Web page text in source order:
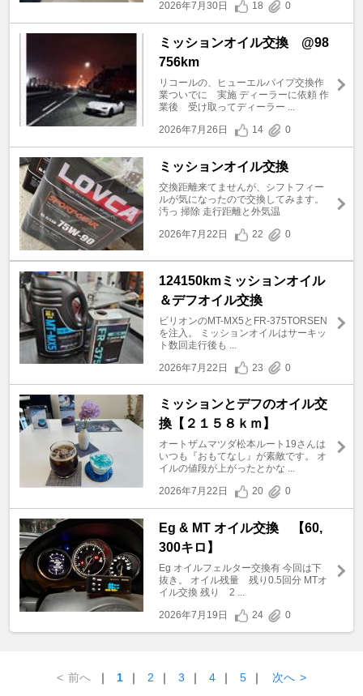
2026年7月30日
18 0
ミッションオイル交換 @98
756km
リコールの、ヒューエルパイプ交換作
業ついでに 実施 ディーラーに依頼 作
業後 受け取ってディーラー ...
2026年7月26日
14 0
ミッションオイル交換
交換距離来てませんが、シフトフィー
ルが気になったので交換してみます。
汚っ 掃除 走行距離と外気温
2026年7月22日
22 0
124150kmミッションオイル
＆デフオイル交換
ビリオンのMT-MX5とFR-375TORSEN
を注入。 ミッションオイルはサーキッ
ト数回走行後も ...
2026年7月22日
23 0
ミッションとデフのオイル交
換【２１５８ｋｍ】
オートザムマツダ松本ルート19さんは
いつも『おもてなし』が素敵です。 オ
イルの値段が上がったとかな ...
2026年7月22日
20 0
Eg & MT オイル交換 【60,
300キロ】
Eg オイルフェルター交換有 今回は下
抜き。 オイル残量 残り0.5回分 MTオ
イル交換 残り 2 ...
2026年7月19日
24 0
< 前へ ｜ 1 ｜ 2 ｜ 3 ｜ 4 ｜ 5 ｜ 次へ >